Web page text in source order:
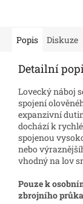
Popis Diskuze
Detailní
Lovecký náboj
spojení
expanzivní
dochází k
spojenou
nebo
vhodný na lov
Pouze k
zbrojního